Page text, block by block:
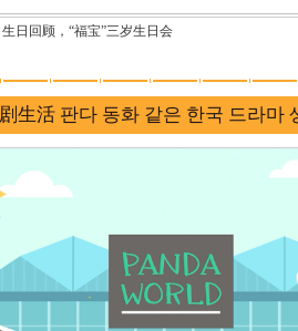
生日回顾，“福宝”三岁生日会
生活 판다 동화 같은 한국 드라마